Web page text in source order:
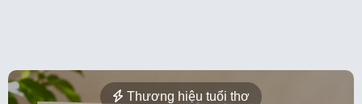
Thương hiệu tuổi thơ